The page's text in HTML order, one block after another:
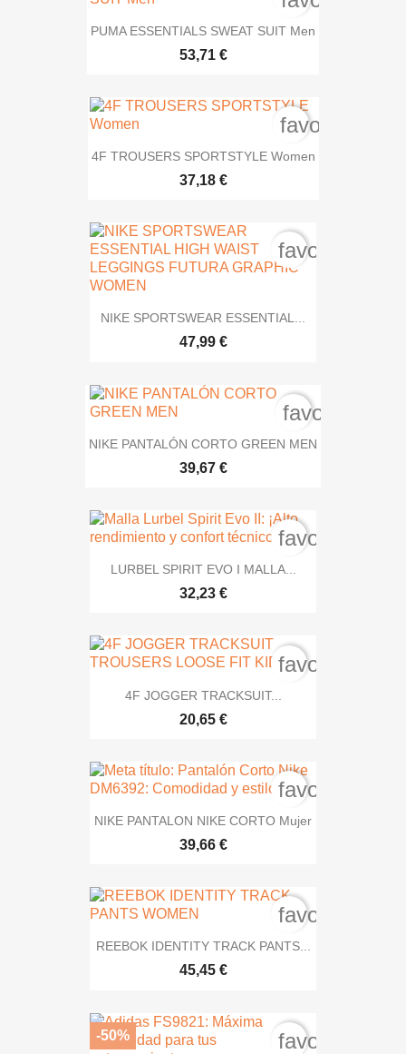
PUMA ESSENTIALS SWEAT SUIT Men
53,71 €
4F TROUSERS SPORTSTYLE Women
37,18 €
NIKE SPORTSWEAR ESSENTIAL...
47,99 €
NIKE PANTALÓN CORTO GREEN MEN
39,67 €
LURBEL SPIRIT EVO I MALLA...
32,23 €
4F JOGGER TRACKSUIT...
20,65 €
NIKE PANTALON NIKE CORTO Mujer
39,66 €
REEBOK IDENTITY TRACK PANTS...
45,45 €
-50%